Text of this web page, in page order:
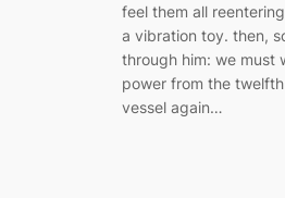
feel them all
a vibration toy. then,
through him: we must
power from the
vessel again…